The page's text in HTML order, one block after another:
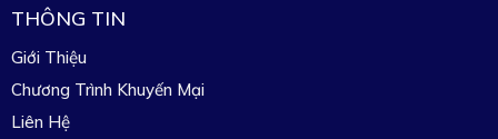
THÔNG TIN
Giới Thiệu
Chương Trình Khuyến Mại
Liên Hệ